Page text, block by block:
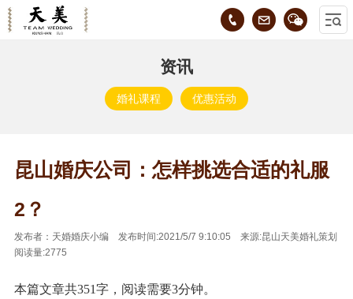
资讯
婚礼课程 优惠活动
昆山婚庆公司：怎样挑选合适的礼服
2？
发布者：天婚婚庆小编 发布时间:2021/5/7 9:10:05 来源:昆山天美婚礼策划
阅读量:2775
本篇文章共351字，阅读需要3分钟。